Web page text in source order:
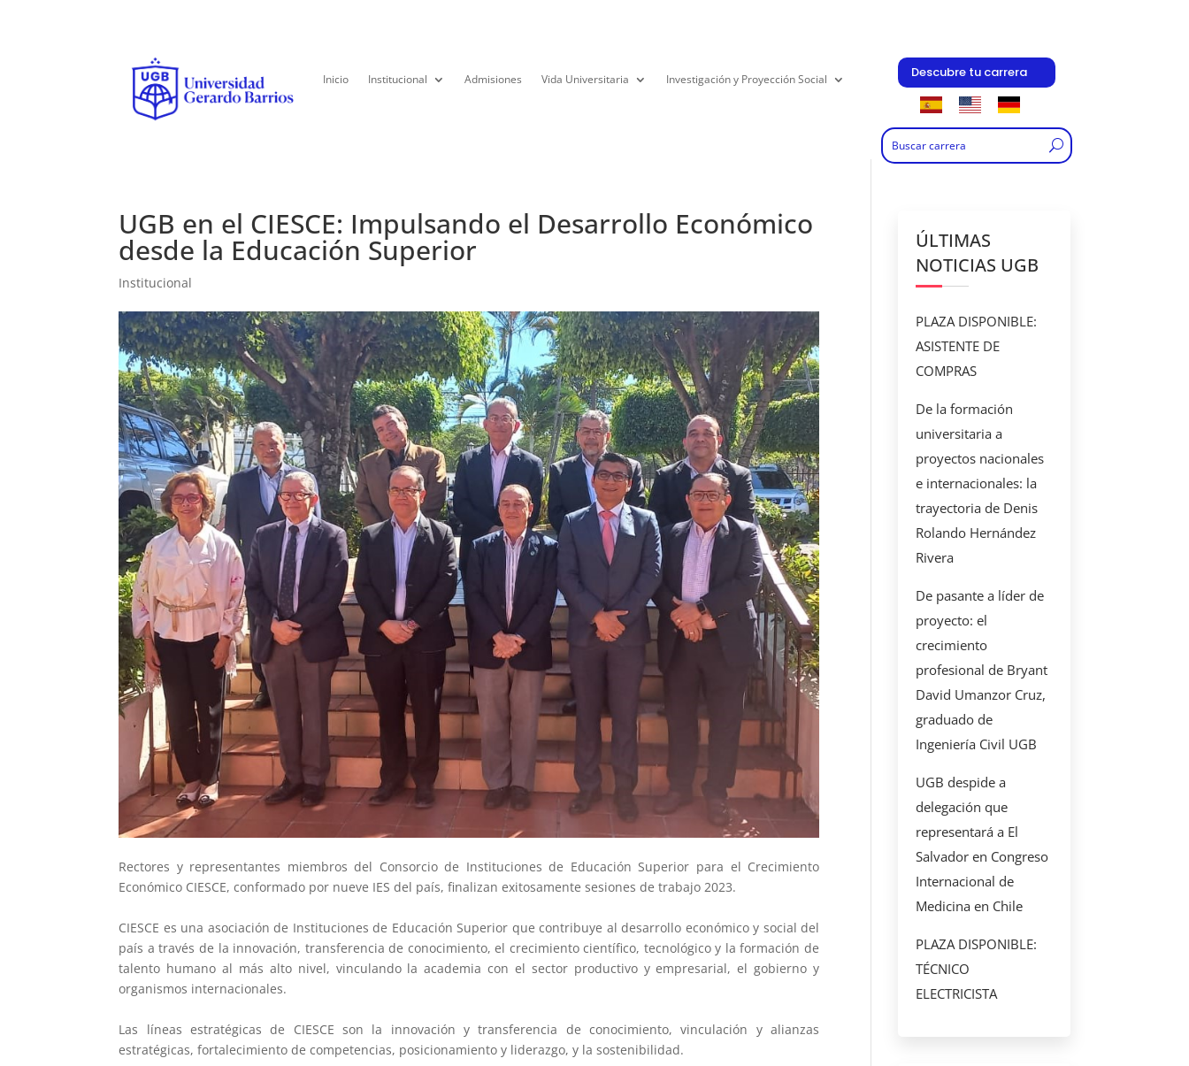
Inicio Institucional Admisiones Vida Universitaria Investigación y Proyección Social Descubre tu carrera
UGB en el CIESCE: Impulsando el Desarrollo Económico
desde la Educación Superior
Institucional
Rectores y representantes miembros del Consorcio de Instituciones de Educación Superior para el Crecimiento
Económico CIESCE, conformado por nueve IES del país, finalizan exitosamente sesiones de trabajo 2023.
CIESCE es una asociación de Instituciones de Educación Superior que contribuye al desarrollo económico y social del
país a través de la innovación, transferencia de conocimiento, el crecimiento científico, tecnológico y la formación de
talento humano al más alto nivel, vinculando la academia con el sector productivo y empresarial, el gobierno y
organismos internacionales.
Las líneas estratégicas de CIESCE son la innovación y transferencia de conocimiento, vinculación y alianzas
estratégicas, fortalecimiento de competencias, posicionamiento y liderazgo, y la sostenibilidad.
ÚLTIMAS
NOTICIAS UGB
PLAZA DISPONIBLE:
ASISTENTE DE
COMPRAS
De la formación
universitaria a
proyectos nacionales
e internacionales: la
trayectoria de Denis
Rolando Hernández
Rivera
De pasante a líder de
proyecto: el
crecimiento
profesional de Bryant
David Umanzor Cruz,
graduado de
Ingeniería Civil UGB
UGB despide a
delegación que
representará a El
Salvador en Congreso
Internacional de
Medicina en Chile
PLAZA DISPONIBLE:
TÉCNICO
ELECTRICISTA